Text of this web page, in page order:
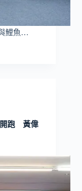
鯉魚…
開跑 黃偉